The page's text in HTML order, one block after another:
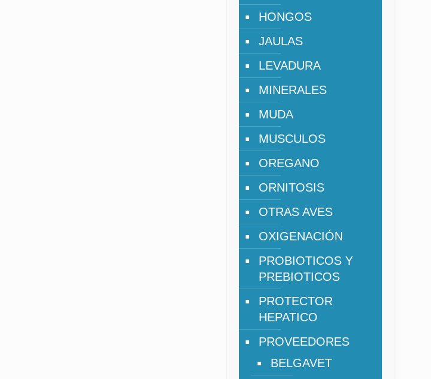
HONGOS
JAULAS
LEVADURA
MINERALES
MUDA
MUSCULOS
OREGANO
ORNITOSIS
OTRAS AVES
OXIGENACIÓN
PROBIOTICOS Y
PREBIOTICOS
PROTECTOR
HEPATICO
PROVEEDORES
BELGAVET